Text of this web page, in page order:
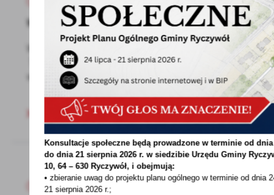
Wielkopolski 1% podatku to aż 768 mln zł
Wielkopolski 1% podatku to aż 768 mln zł•
Taką kwotę przekazali łącznie Wielkopolanie
w ramach...
24 - 03 - 2022
Konsultacje społeczne będą prowadzone w terminie od
do dnia 21 sierpnia 2026 r. w siedzibie Urzędu Gminy
10, 64 – 630 Ryczywół, i obejmują:
• zbieranie uwag do projektu planu ogólnego w terminie od dnia
21 sierpnia 2026 r.;